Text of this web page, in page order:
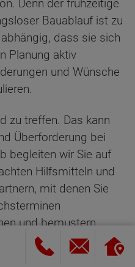
Denn der frühzeitige
Bauablauf ist zu
dass sie sich
Planung aktiv
und Wünsche
zu treffen. Das kann
Überforderung bei
begleiten wir Sie auf
Hilfsmitteln und
mit denen Sie
und bemustern.